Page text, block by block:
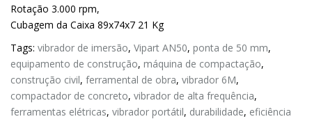
Rotação 3.000 rpm,
Cubagem da Caixa 89x74x7 21 Kg
Tags: vibrador de imersão, Vipart AN50, ponta de 50 mm,
equipamento de construção, máquina de compactação,
construção civil, ferramental de obra, vibrador 6M,
compactador de concreto, vibrador de alta frequência,
ferramentas elétricas, vibrador portátil, durabilidade, eficiência